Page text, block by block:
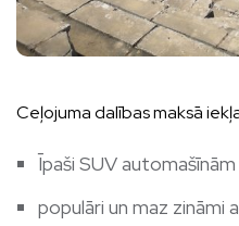
Ceļojuma dalības maksā
Īpaši SUV
populāri un maz zināmi